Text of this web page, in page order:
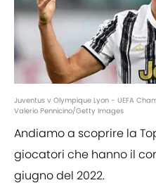
Juventus v Olympique Lyon - UEFA
Valerio Pennicino/Getty Images
Andiamo a scoprire la
giocatori che hanno il
giugno del 2022.